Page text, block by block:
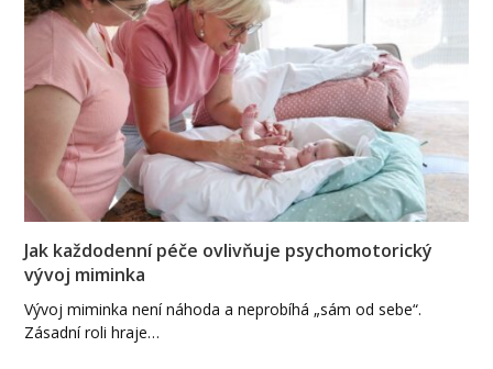
Jak každodenní péče ovlivňuje psychomotorický
vývoj miminka
Vývoj miminka není náhoda a neprobíhá „sám od sebe“.
Zásadní roli hraje…